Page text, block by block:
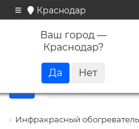
Краснодар
Ваш город —
Краснодар?
Инфракрасный